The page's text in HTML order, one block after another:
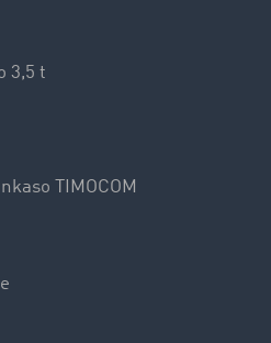
3,5 t
TIMOCOM